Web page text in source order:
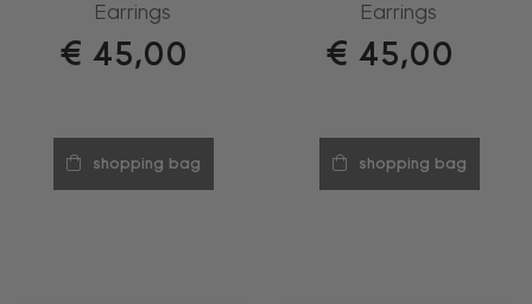
Earrings
€ 45,00
shopping bag
Earrings
€ 45,00
shopping bag